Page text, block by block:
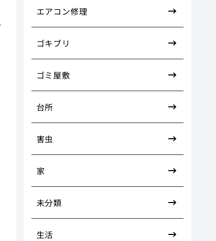
エアコン修理
ゴキブリ
ゴミ屋敷
台所
害虫
家
未分類
生活